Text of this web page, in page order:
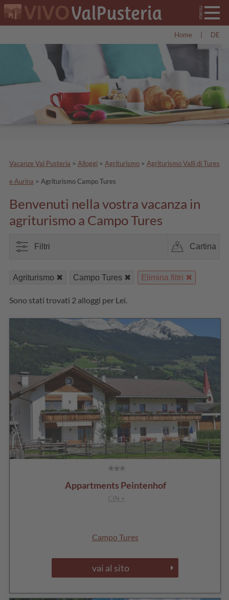
Home DE
Vacanze Val Pusteria > Alloggi > Agriturismo > Agriturismo Valli di Tures
e Aurina > Agriturismo Campo Tures
Benvenuti nella vostra vacanza in
agriturismo a Campo Tures
Filtri Cartina
Agriturismo Campo Tures Elimina filtri
Sono stati trovati 2 alloggi per Lei.
Appartments Peintenhof
CIN +
Campo Tures
vai al sito